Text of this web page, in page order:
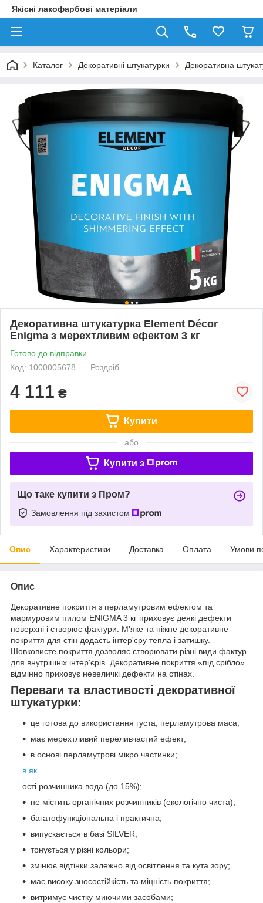
Якісні лакофарбові матеріали
Каталог Декоративні штукатурки Декоративна
Декоративна штукатурка Element Décor
Enigma з мерехтливим ефектом 3 кг
Готово до відправки
Код: 1000005678
Роздріб
4 111 ₴
Купити
або
Купити з
Що таке купити з Пром?
Замовлення під захистом
Опис Характеристики Доставка Оплата Умови
Опис
Декоративне покриття з перламутровим ефектом та
мармуровим пилом ENIGMA 3 кг приховує деякі дефекти
поверхні і створює фактури. М'яке та ніжне декоративне
покриття для стін додасть інтер'єру тепла і затишку.
Шовковисте покриття дозволяє створювати різні види фактур
для внутрішніх інтер'єрів. Декоративне покриття «під срібло»
відмінно приховує невеличкі дефекти на стінах.
Переваги та властивості декоративної
штукатурки:
це готова до використання густа, перламутрова маса;
має мерехтливий переливчастий ефект;
в основі перламутрові мікро частинки;
в як
ості розчинника вода (до 15%);
не містить органічних розчинників (екологічно чиста);
багатофункціональна і практична;
випускається в базі SILVER;
тонується у різні кольори;
змінює відтінки залежно від освітлення та кута зору;
має високу зносостійкість та міцність покриття;
витримує чистку миючими засобами;